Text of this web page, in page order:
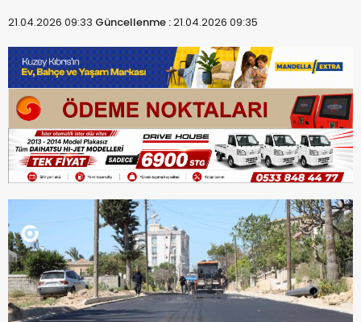
21.04.2026 09:33 Güncellenme :21.04.2026 09:35